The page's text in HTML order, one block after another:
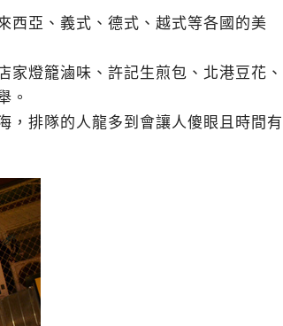
西亞、義式、德式、越式等各國的美
燈籠滷味、許記生煎包、北港豆花、
。
，排隊的人龍多到會讓人傻眼且時間有